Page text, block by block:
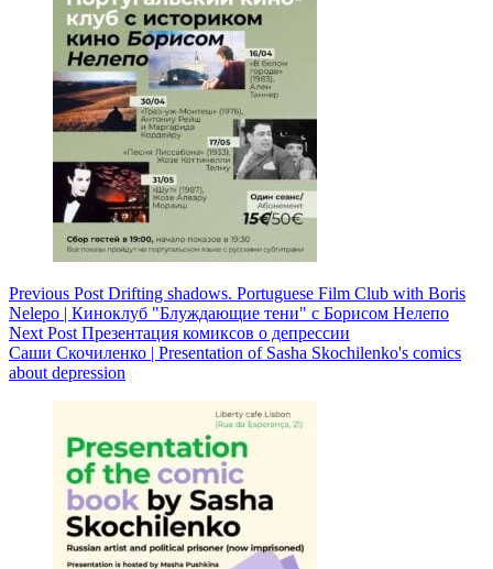
Previous Post Drifting shadows. Portuguese Film Club with Boris
Nelepo | Киноклуб "Блуждающие тени" с Борисом Нелепо
Next Post Презентация комиксов о депрессии
Саши Скочиленко | Presentation of Sasha Skochilenko's comics
about depression